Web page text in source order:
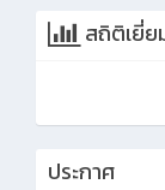
สถิติเยี่ย
ประกาศ